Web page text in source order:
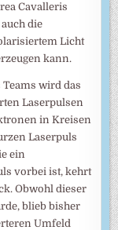
Cavalleris
die
Licht
kann.
wird das
Laserpulsen
in Kreisen
Laserpuls
ein
vorbei ist, kehrt
Obwohl dieser
blieb bisher
Umfeld